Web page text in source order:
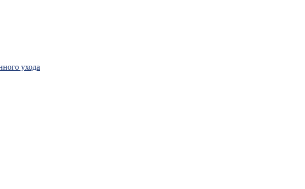
ухода